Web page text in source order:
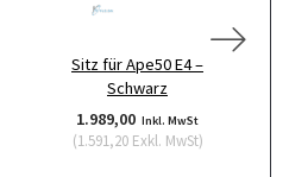
Sitz für Ape50 E4 –
Schwarz
1.989,00 Inkl. MwSt
(1.591,20Exkl. MwSt)